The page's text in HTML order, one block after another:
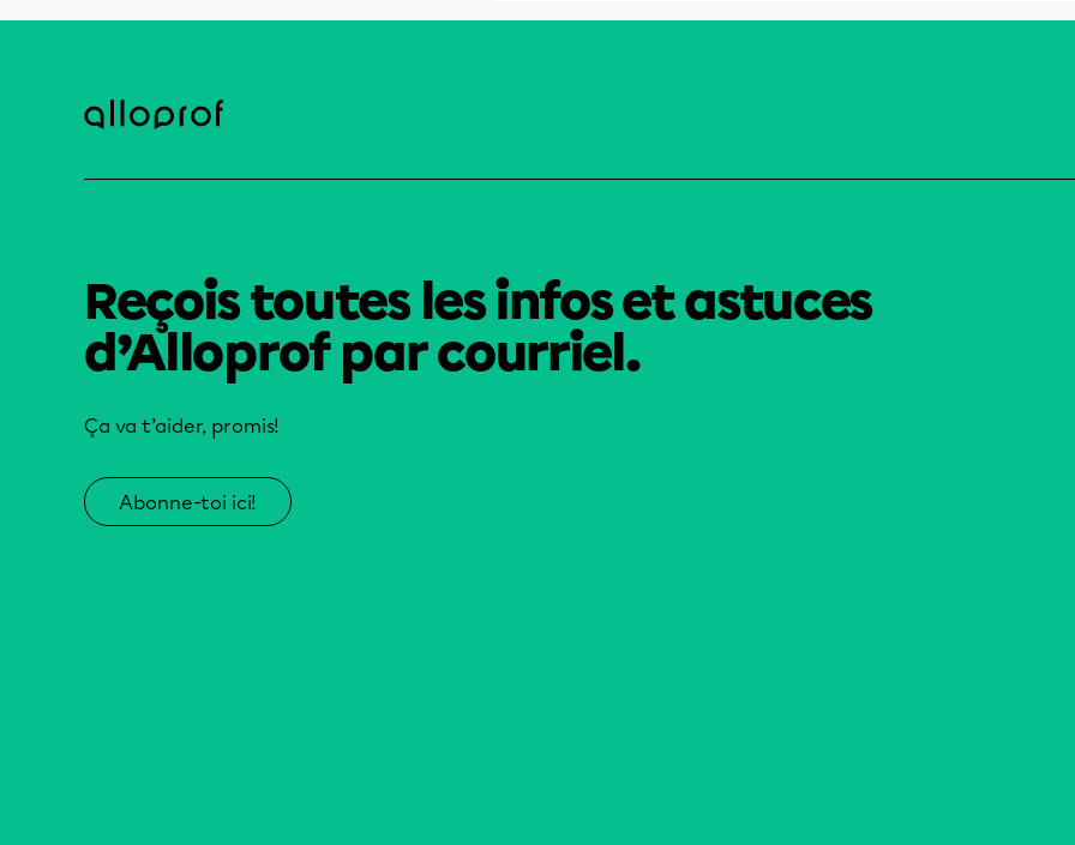
Reçois toutes les infos et astuces
d’Alloprof par courriel.
Ça va t’aider, promis!
Abonne-toi ici!